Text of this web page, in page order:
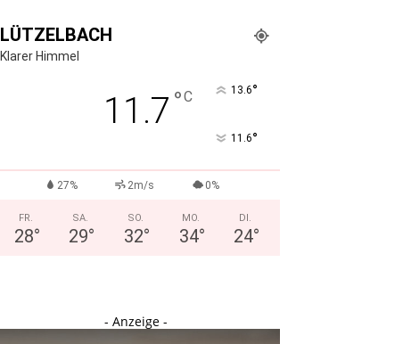
LÜTZELBACH
Klarer Himmel
11.7 °C 13.6°
11.6°
27% 2m/s 0%
FR.
28°
SA.
29°
SO.
32°
MO.
34°
DI.
24°
- Anzeige -